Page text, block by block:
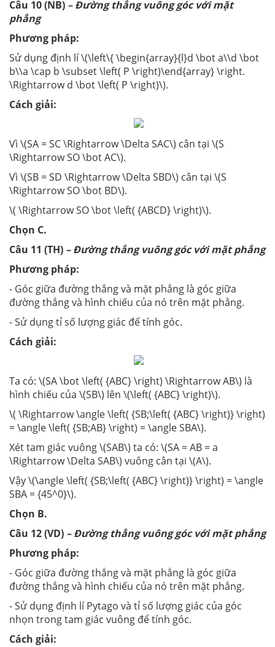
Câu 10 (NB) – Đường thẳng vuông góc với mặt
phẳng
Phương pháp:
Sử dụng định lí \(\left\{ \begin{array}{l}d \bot a\\d \bot
b\\a \cap b \subset \left( P \right)\end{array} \right.
\Rightarrow d \bot \left( P \right)\).
Cách giải:
Vì \(SA = SC \Rightarrow \Delta SAC\) cân tại \(S
\Rightarrow SO \bot AC\).
Vì \(SB = SD \Rightarrow \Delta SBD\) cân tại \(S
\Rightarrow SO \bot BD\).
\( \Rightarrow SO \bot \left( {ABCD} \right)\).
Chọn C.
Câu 11 (TH) – Đường thẳng vuông góc với mặt phẳng
Phương pháp:
- Góc giữa đường thẳng và mặt phẳng là góc giữa
đường thẳng và hình chiếu của nó trên mặt phẳng.
- Sử dụng tỉ số lượng giác để tính góc.
Cách giải:
Ta có: \(SA \bot \left( {ABC} \right) \Rightarrow AB\) là
hình chiếu của \(SB\) lên \(\left( {ABC} \right)\).
\( \Rightarrow \angle \left( {SB;\left( {ABC} \right)} \right)
= \angle \left( {SB;AB} \right) = \angle SBA\).
Xét tam giác vuông \(SAB\) ta có: \(SA = AB = a
\Rightarrow \Delta SAB\) vuông cân tại \(A\).
Vậy \(\angle \left( {SB;\left( {ABC} \right)} \right) = \angle
SBA = {45^0}\).
Chọn B.
Câu 12 (VD) – Đường thẳng vuông góc với mặt phẳng
Phương pháp:
- Góc giữa đường thẳng và mặt phẳng là góc giữa
đường thẳng và hình chiếu của nó trên mặt phẳng.
- Sử dụng định lí Pytago và tỉ số lượng giác của góc
nhọn trong tam giác vuông để tính góc.
Cách giải: